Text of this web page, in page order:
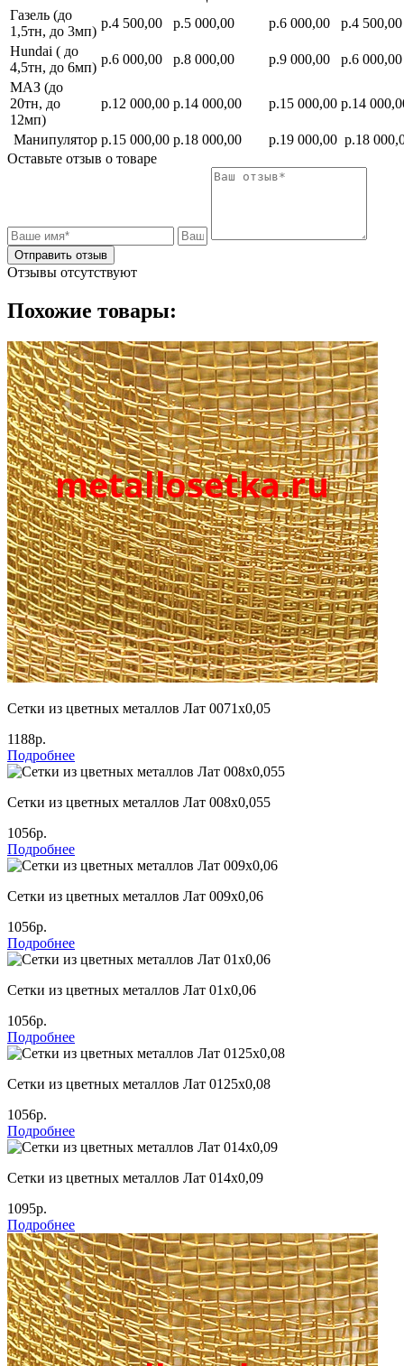
Газель (до
1,5тн, до 3мп)
р.4 500,00 р.5 000,00 р.6 000,00
р.4 500,00
Hundai ( до
4,5тн, до 6мп)
р.6 000,00 р.8 000,00 р.9 000,00
р.6 000,00
МАЗ (до
20тн, до
12мп)
р.12 000,00 р.14 000,00 р.15 000,00 р.14
Манипулятор р.15 000,00 р.18 000,00 р.19 000,00 р.18
Оставьте отзыв о товаре
Отправить отзыв
Отзывы отсутствуют
Похожие товары:
Сетки из цветных металлов Лат 0071х0,05
1188р.
Подробнее
Сетки из цветных металлов Лат 008х0,055
1056р.
Подробнее
Сетки из цветных металлов Лат 009х0,06
1056р.
Подробнее
Сетки из цветных металлов Лат 01х0,06
1056р.
Подробнее
Сетки из цветных металлов Лат 0125х0,08
1056р.
Подробнее
Сетки из цветных металлов Лат 014х0,09
1095р.
Подробнее